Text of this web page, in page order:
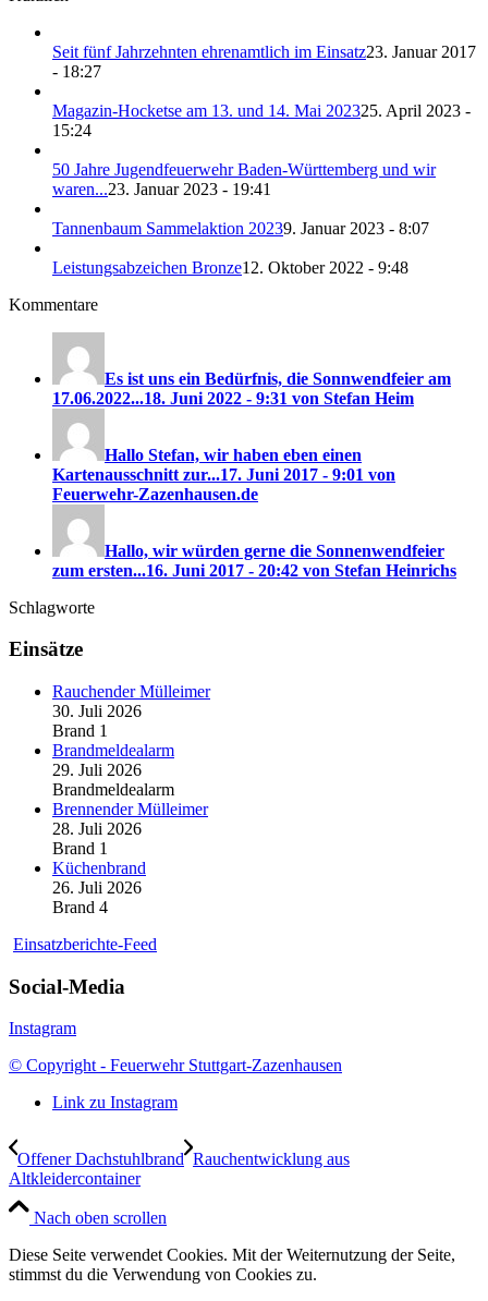
Seit fünf Jahrzehnten ehrenamtlich im Einsatz23. Januar 2017
- 18:27
Magazin-Hocketse am 13. und 14. Mai 202325. April 2023 -
15:24
50 Jahre Jugendfeuerwehr Baden-Württemberg und wir
waren...23. Januar 2023 - 19:41
Tannenbaum Sammelaktion 20239. Januar 2023 - 8:07
Leistungsabzeichen Bronze12. Oktober 2022 - 9:48
Kommentare
Es ist uns ein Bedürfnis, die Sonnwendfeier am
17.06.2022...18. Juni 2022 - 9:31 von Stefan Heim
Hallo Stefan, wir haben eben einen
Kartenausschnitt zur...17. Juni 2017 - 9:01 von
Feuerwehr-Zazenhausen.de
Hallo, wir würden gerne die Sonnenwendfeier
zum ersten...16. Juni 2017 - 20:42 von Stefan Heinrichs
Schlagworte
Einsätze
Rauchender Mülleimer
30. Juli 2026
Brand 1
Brandmeldealarm
29. Juli 2026
Brandmeldealarm
Brennender Mülleimer
28. Juli 2026
Brand 1
Küchenbrand
26. Juli 2026
Brand 4
Einsatzberichte-Feed
Social-Media
Instagram
© Copyright - Feuerwehr Stuttgart-Zazenhausen
Link zu Instagram
Offener Dachstuhlbrand Rauchentwicklung aus
Altkleidercontainer
Nach oben scrollen
Diese Seite verwendet Cookies. Mit der Weiternutzung der Seite,
stimmst du die Verwendung von Cookies zu.